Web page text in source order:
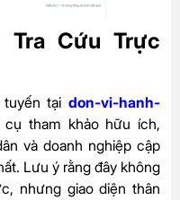
Tra Cứu Trực
tại don-vi-hanh-
tham khảo hữu ích,
và doanh nghiệp cập
Lưu ý rằng đây không
nhưng giao diện thân